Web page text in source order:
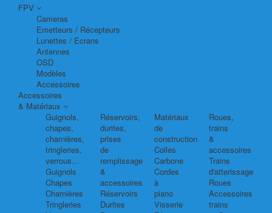
FPV
Cameras
Emetteurs / Récepteurs
Lunettes / Ecrans
Antennes
OSD
Modèles
Accessoires
Accessoires
& Matériaux
Guignols,
chapes,
charnières,
tringleries,
verrous...
Guignols
Chapes
Charnières
Tringleries
Réservoirs,
durites,
prises
de
remplissage
&
accessoires
Réservoirs
Durites
Matériaux
de
construction
Colles
Carbone
Cordes
à
piano
Visserie
Roues,
trains
&
accessoires
Trains
d'atterissage
Roues
Accessoires
trains